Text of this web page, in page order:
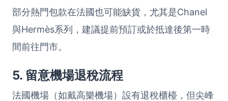
部分熱門包款在法國也可能缺貨，尤其是Chanel
與Hermès系列，建議提前預訂或於抵達後第一時
間前往門市。
5. 留意機場退稅流程
法國機場（如戴高樂機場）設有退稅櫃檯，但尖峰